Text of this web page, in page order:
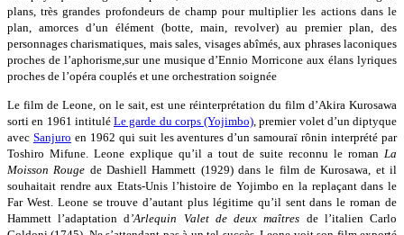
plans, très grandes profondeurs de champ pour multiplier les actions dans le
plan, amorces d’un élément (botte, main, revolver) au premier plan, des
personnages charismatiques, mais sales, visages abîmés, aux phrases laconiques
proches de l’aphorisme,sur une musique d’Ennio Morricone aux élans lyriques
proches de l’opéra couplés et une orchestration soignée
Le film de Leone, on le sait, est une réinterprétation du film d’Akira Kurosawa
sorti en 1961 intitulé Le garde du corps (Yojimbo) , premier volet d’un diptyque
avec Sanjuro en 1962 qui suit les aventures d’un samouraï rônin interprété par
Toshiro Mifune. Leone explique qu’il a tout de suite reconnu le roman La
Moisson Rouge de Dashiell Hammett (1929) dans le film de Kurosawa, et il
souhaitait rendre aux Etats-Unis l’histoire de Yojimbo en la replaçant dans le
Far West. Leone se trouve d’autant plus légitime qu’il sent dans le roman de
Hammett l’adaptation d ’Arlequin Valet de deux maîtres de l’italien Carlo